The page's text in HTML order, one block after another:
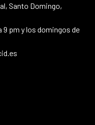
Santo Domingo,
9 pm y los domingos de